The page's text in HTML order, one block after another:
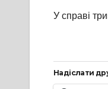
У справі
Надіслати